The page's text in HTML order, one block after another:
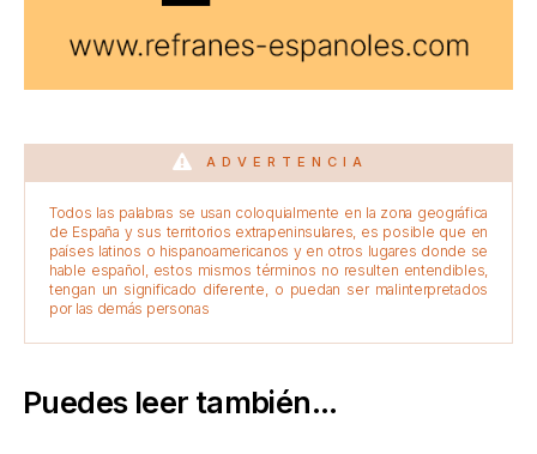
ADVERTENCIA
Todos las palabras se usan coloquialmente en la zona geográfica
de España y sus territorios extrapeninsulares, es posible que en
países latinos o hispanoamericanos y en otros lugares donde se
hable español, estos mismos términos no resulten entendibles,
tengan un significado diferente, o puedan ser malinterpretados
por las demás personas
Puedes leer también...